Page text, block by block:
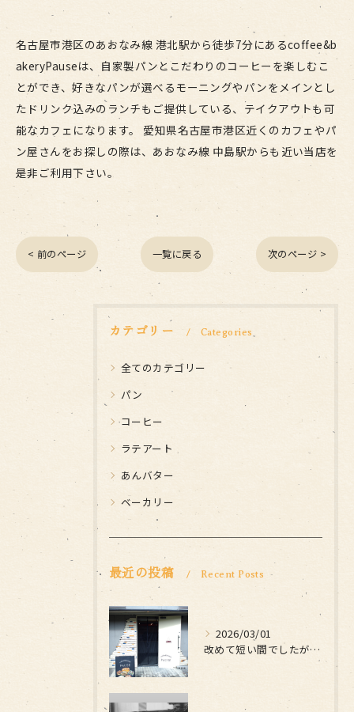
名古屋市港区のあおなみ線 港北駅から徒歩7分にあるcoffee&b
akeryPauseは、自家製パンとこだわりのコーヒーを楽しむこ
とができ、好きなパンが選べるモーニングやパンをメインとし
たドリンク込みのランチもご提供している、テイクアウトも可
能なカフェになります。 愛知県名古屋市港区近くのカフェやパ
ン屋さんをお探しの際は、あおなみ線 中島駅からも近い当店を
是非ご利用下さい。
< 前のページ 一覧に戻る 次のページ >
カテゴリー Categories
全てのカテゴリー
パン
コーヒー
ラテアート
あんバター
ベーカリー
最近の投稿 Recent Posts
2026/03/01
改めて短い間でしたがお世話になりました